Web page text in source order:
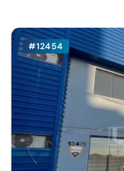
#12454